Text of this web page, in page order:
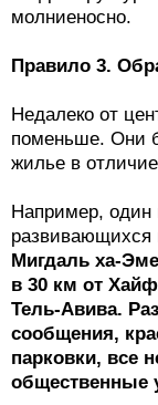
молниеносно.
Правило 3.
Недалеко от
поменьше. Они
жилье в
Например, один
развивающихся
Мигдаль ха-
в 30 км от
Тель-Авива.
сообщения,
парковки, все
общественные